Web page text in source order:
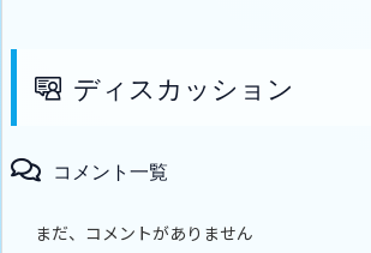
ディスカッション
コメント一覧
まだ、コメントがありません